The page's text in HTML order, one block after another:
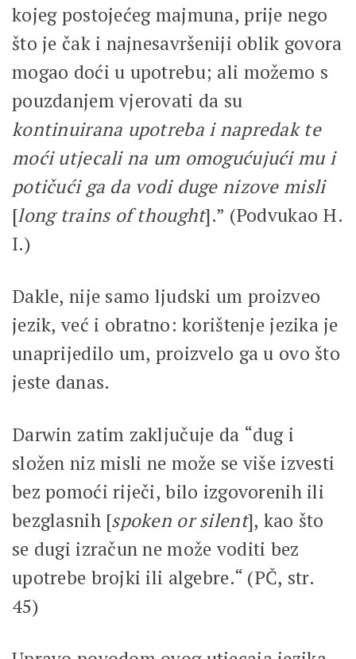
kojeg postojećeg majmuna, prije nego
što je čak i najnesavršeniji oblik govora
mogao doći u upotrebu; ali možemo s
pouzdanjem vjerovati da su
kontinuirana upotreba i napredak te
moći utjecali na um omogućujući mu i
potičući ga da vodi duge nizove misli
[long trains of thought].” (Podvukao H.
I.)
Dakle, nije samo ljudski um proizveo
jezik, već i obratno: korištenje jezika je
unaprijedilo um, proizvelo ga u ovo što
jeste danas.
Darwin zatim zaključuje da “dug i
složen niz misli ne može se više izvesti
bez pomoći riječi, bilo izgovorenih ili
bezglasnih [spoken or silent], kao što
se dugi izračun ne može voditi bez
upotrebe brojki ili algebre.“ (PČ, str.
45)